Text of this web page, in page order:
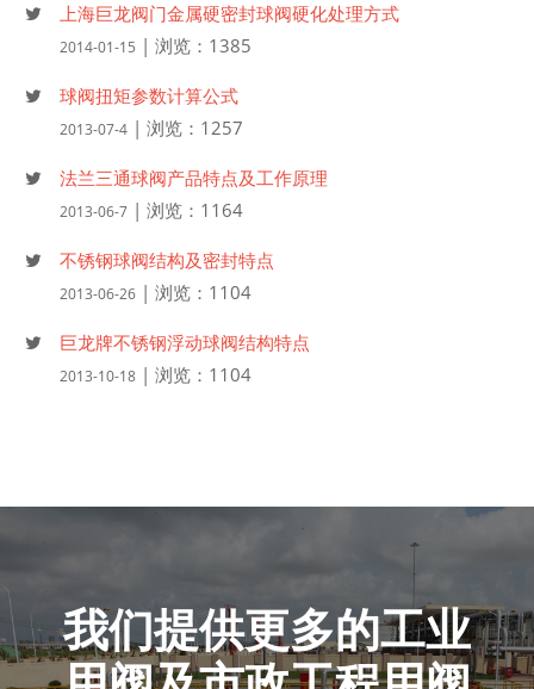
上海巨龙阀门金属硬密封球阀硬化处理方式
2014-01-15 | 浏览：1385
球阀扭矩参数计算公式
2013-07-4 | 浏览：1257
法兰三通球阀产品特点及工作原理
2013-06-7 | 浏览：1164
不锈钢球阀结构及密封特点
2013-06-26 | 浏览：1104
巨龙牌不锈钢浮动球阀结构特点
2013-10-18 | 浏览：1104
我们提供更多的工业